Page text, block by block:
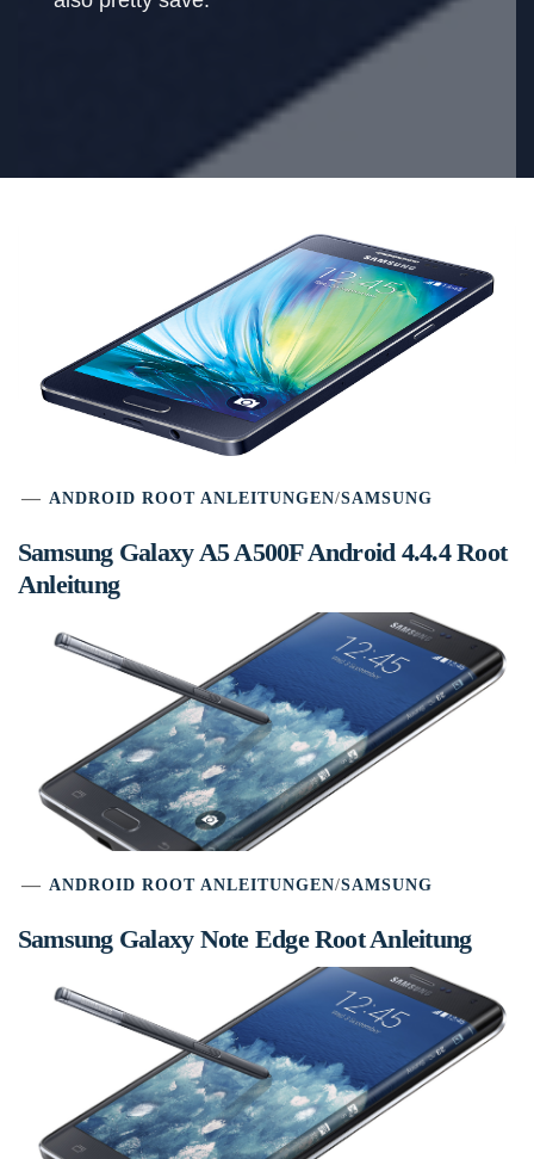
ANDROID ROOT ANLEITUNGEN/SAMSUNG
Samsung Galaxy A5 A500F Android 4.4.4 Root
Anleitung
ANDROID ROOT ANLEITUNGEN/SAMSUNG
Samsung Galaxy Note Edge Root Anleitung